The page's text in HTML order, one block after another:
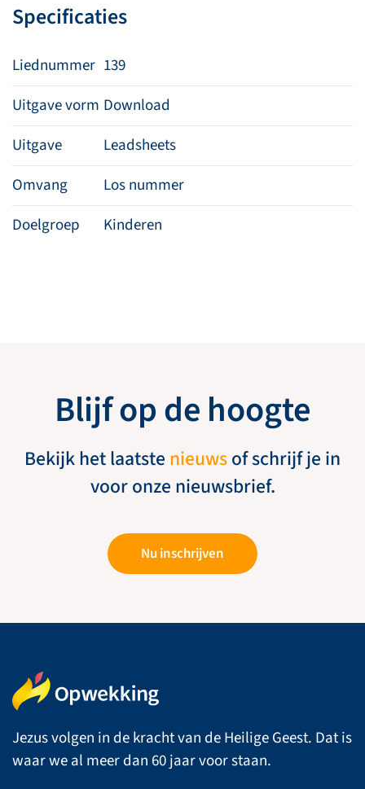
Specificaties
Liednummer 139
Uitgave vorm Download
Uitgave
Leadsheets
Omvang
Los nummer
Doelgroep
Kinderen
Blijf op de hoogte
Bekijk het laatste nieuwsof schrijf je in
voor onze nieuwsbrief.
Nu inschrijven
Jezus volgen in de kracht van de Heilige Geest. Dat is
waar we al meer dan 60 jaar voor staan.